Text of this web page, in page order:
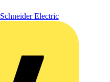
Schneider Electric